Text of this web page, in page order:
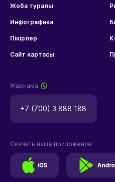
Жоба туралы
Инфографика
Пікірлер
Сайт картасы
Жарнама
+7 (700) 3 888 188
Скачать наше приложение